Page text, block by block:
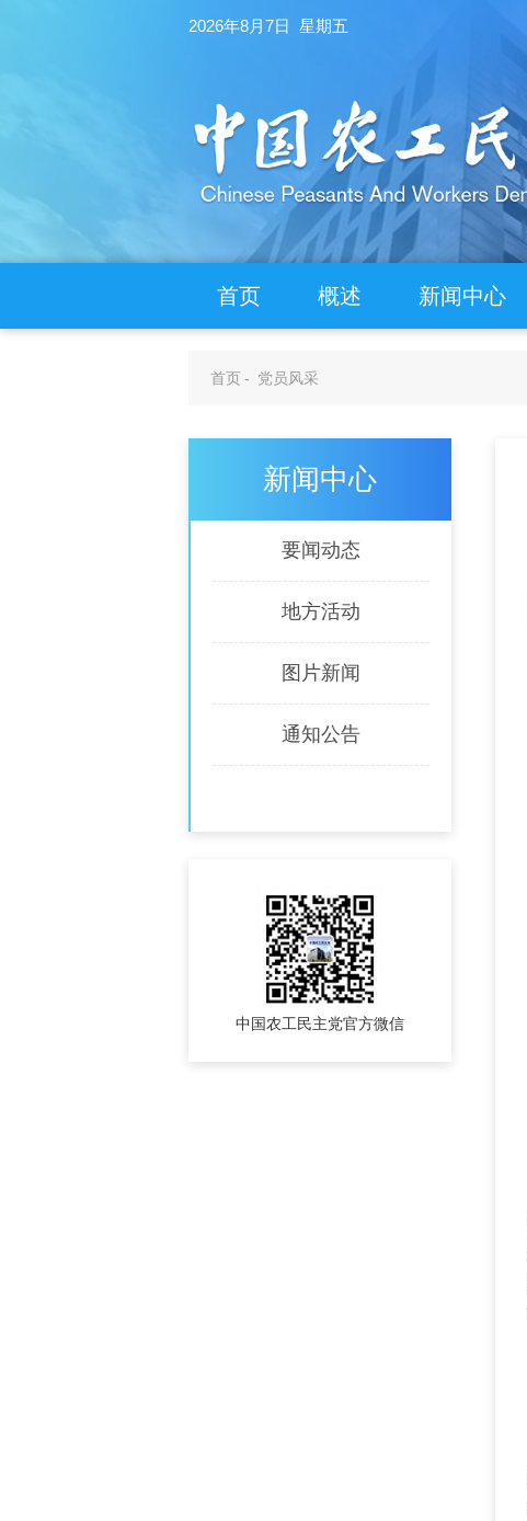
2026年8月7日 星期五
首页 概述 新闻中心
首页- 党员风采
新闻中心
要闻动态
地方活动
图片新闻
通知公告
中国农工民主党官方微信